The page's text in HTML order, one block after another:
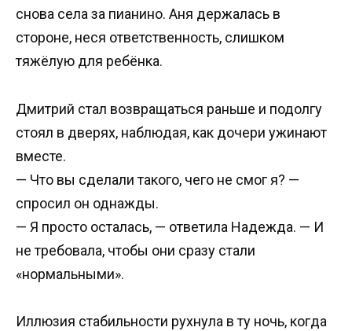
снова села за пианино. Аня держалась в
стороне, неся ответственность, слишком
тяжёлую для ребёнка.
Дмитрий стал возвращаться раньше и подолгу
стоял в дверях, наблюдая, как дочери ужинают
вместе.
— Что вы сделали такого, чего не смог я? —
спросил он однажды.
— Я просто осталась, — ответила Надежда. — И
не требовала, чтобы они сразу стали
«нормальными».
Иллюзия стабильности рухнула в ту ночь, когда